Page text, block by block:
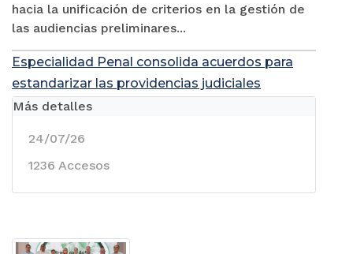
hacia la unificación de criterios en la gestión de
las audiencias preliminares...
Especialidad Penal consolida acuerdos para
estandarizar las providencias judiciales
Más detalles
24/07/26
1236 Accesos